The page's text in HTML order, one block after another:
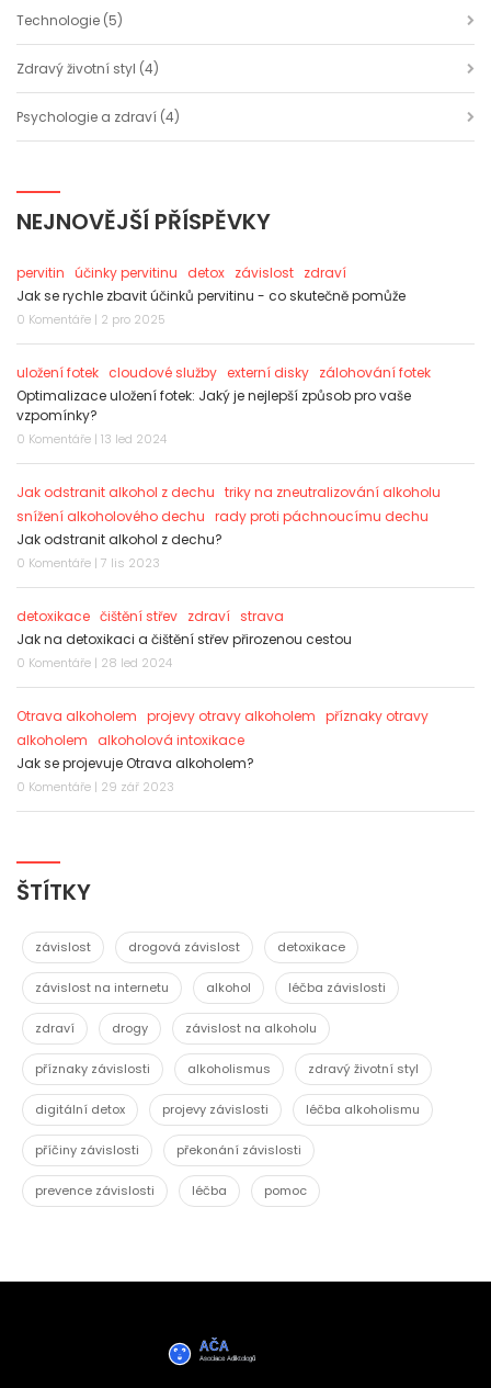
Technologie (5)
Zdravý životní styl (4)
Psychologie a zdraví (4)
NEJNOVĚJŠÍ PŘÍSPĚVKY
pervitin účinky pervitinu detox závislost zdraví
Jak se rychle zbavit účinků pervitinu - co skutečně pomůže
0 Komentáře | 2 pro 2025
uložení fotek cloudové služby externí disky zálohování fotek
Optimalizace uložení fotek: Jaký je nejlepší způsob pro vaše
vzpomínky?
0 Komentáře | 13 led 2024
Jak odstranit alkohol z dechu triky na zneutralizování alkoholu
snížení alkoholového dechu rady proti páchnoucímu dechu
Jak odstranit alkohol z dechu?
0 Komentáře | 7 lis 2023
detoxikace čištění střev zdraví strava
Jak na detoxikaci a čištění střev přirozenou cestou
0 Komentáře | 28 led 2024
Otrava alkoholem projevy otravy alkoholem příznaky otravy
alkoholem
alkoholová intoxikace
Jak se projevuje Otrava alkoholem?
0 Komentáře | 29 zář 2023
ŠTÍTKY
závislost drogová závislost detoxikace
závislost na internetu alkohol léčba závislosti
zdraví drogy závislost na alkoholu
příznaky závislosti alkoholismus zdravý životní styl
digitální detox projevy závislosti léčba alkoholismu
příčiny závislosti překonání závislosti
prevence závislosti léčba pomoc